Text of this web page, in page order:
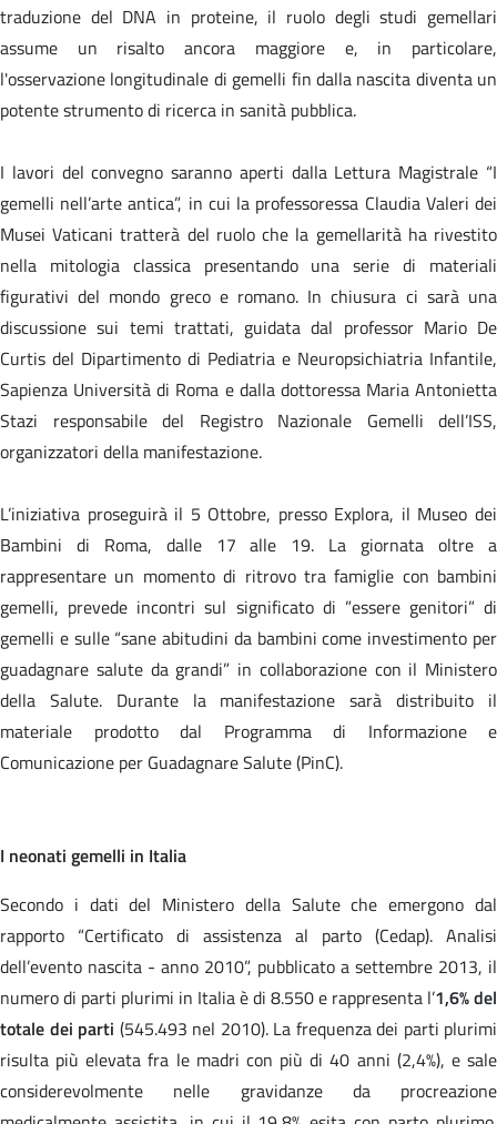
traduzione del DNA in proteine, il ruolo degli studi gemellari
assume un risalto ancora maggiore e, in particolare,
l'osservazione longitudinale di gemelli fin dalla nascita diventa un
potente strumento di ricerca in sanità pubblica.
I lavori del convegno saranno aperti dalla Lettura Magistrale “I
gemelli nell’arte antica”, in cui la professoressa Claudia Valeri dei
Musei Vaticani tratterà del ruolo che la gemellarità ha rivestito
nella mitologia classica presentando una serie di materiali
figurativi del mondo greco e romano. In chiusura ci sarà una
discussione sui temi trattati, guidata dal professor Mario De
Curtis del Dipartimento di Pediatria e Neuropsichiatria Infantile,
Sapienza Università di Roma e dalla dottoressa Maria Antonietta
Stazi responsabile del Registro Nazionale Gemelli dell’ISS,
organizzatori della manifestazione.
L’iniziativa proseguirà il 5 Ottobre, presso Explora, il Museo dei
Bambini di Roma, dalle 17 alle 19. La giornata oltre a
rappresentare un momento di ritrovo tra famiglie con bambini
gemelli, prevede incontri sul significato di ”essere genitori” di
gemelli e sulle “sane abitudini da bambini come investimento per
guadagnare salute da grandi” in collaborazione con il Ministero
della Salute. Durante la manifestazione sarà distribuito il
materiale prodotto dal Programma di Informazione e
Comunicazione per Guadagnare Salute (PinC).
I neonati gemelli in Italia
Secondo i dati del Ministero della Salute che emergono dal
rapporto “Certificato di assistenza al parto (Cedap). Analisi
dell’evento nascita - anno 2010”, pubblicato a settembre 2013, il
numero di parti plurimi in Italia è di 8.550 e rappresenta l’1,6% del
totale dei parti (545.493 nel 2010). La frequenza dei parti plurimi
risulta più elevata fra le madri con più di 40 anni (2,4%), e sale
considerevolmente nelle gravidanze da procreazione